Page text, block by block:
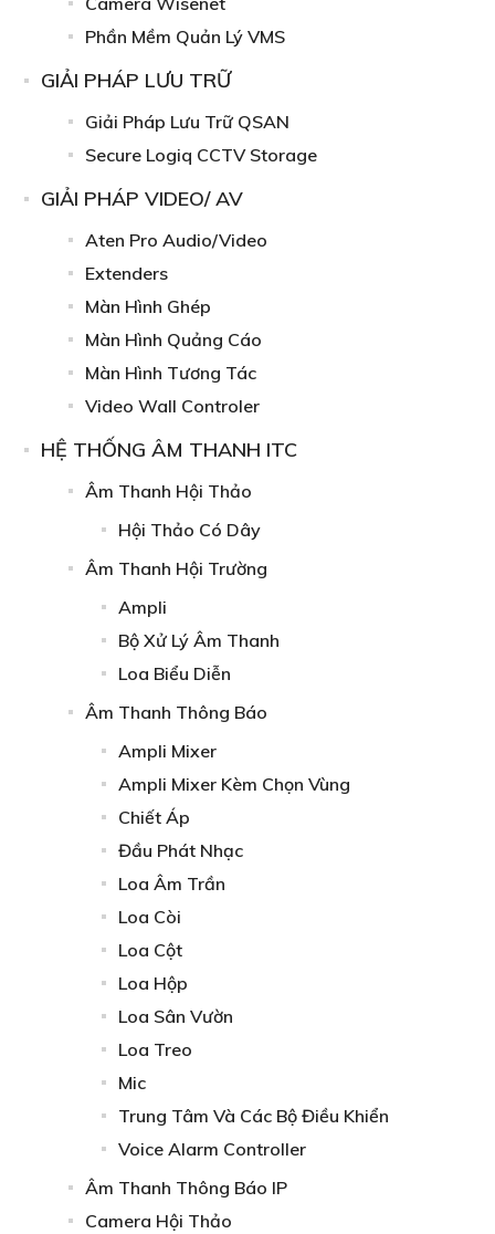
Phần Mềm Quản Lý VMS
GIẢI PHÁP LƯU TRỮ
Giải Pháp Lưu Trữ QSAN
Secure Logiq CCTV Storage
GIẢI PHÁP VIDEO/ AV
Aten Pro Audio/Video
Extenders
Màn Hình Ghép
Màn Hình Quảng Cáo
Màn Hình Tương Tác
Video Wall Controler
HỆ THỐNG ÂM THANH ITC
Âm Thanh Hội Thảo
Hội Thảo Có Dây
Âm Thanh Hội Trường
Ampli
Bộ Xử Lý Âm Thanh
Loa Biểu Diễn
Âm Thanh Thông Báo
Ampli Mixer
Ampli Mixer Kèm Chọn Vùng
Chiết Áp
Đầu Phát Nhạc
Loa Âm Trần
Loa Còi
Loa Cột
Loa Hộp
Loa Sân Vườn
Loa Treo
Mic
Trung Tâm Và Các Bộ Điều Khiển
Voice Alarm Controller
Âm Thanh Thông Báo IP
Camera Hội Thảo